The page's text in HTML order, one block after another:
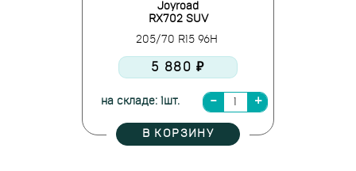
Joyroad
RX702 SUV
205/70 R15 96H
5 880 ₽
на складе: 1шт.
В КОРЗИНУ